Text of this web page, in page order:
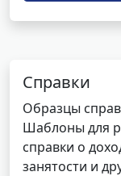
Справки
Образцы
Шаблоны для
справки о
занятости и